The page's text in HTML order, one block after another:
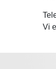
Vi